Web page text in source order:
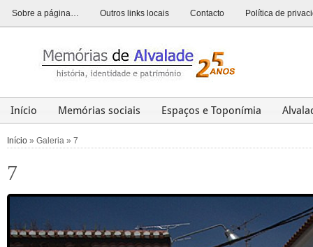
Sobre a página… Outros links locais Contacto Política de
Início Memórias sociais Espaços e Toponímia
Alvalade
Início » Galeria » 7
7